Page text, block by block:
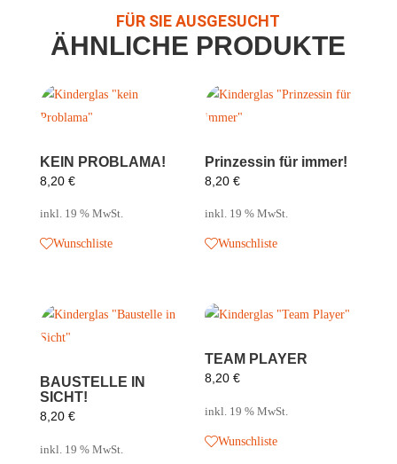
FÜR SIE AUSGESUCHT
ÄHNLICHE PRODUKTE
KEIN PROBLAMA!
8,20 €
inkl. 19 % MwSt.
Wunschliste
Prinzessin für immer!
8,20€
inkl. 19 % MwSt.
Wunschliste
BAUSTELLE IN
SICHT!
8,20 €
inkl. 19 % MwSt.
TEAM PLAYER
8,20€
inkl. 19 % MwSt.
Wunschliste